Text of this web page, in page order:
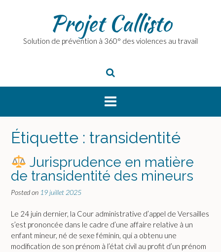
Projet Callisto
Solution de prévention à 360° des violences au travail
Étiquette : transidentité
Jurisprudence en matière
de transidentité des mineurs
Posted on 19 juillet 2025
Le 24 juin dernier, la Cour administrative d’appel de Versailles
s’est prononcée dans le cadre d’une affaire relative à un
enfant mineur, né de sexe féminin, qui a obtenu une
modification de son prénom à l’état civil au profit d’un prénom